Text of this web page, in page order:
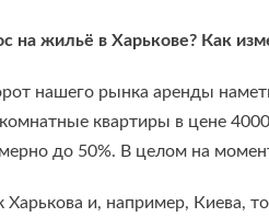
на жильё в Харькове? Как
нашего рынка аренды
квартиры в цене
до 50%. В целом на
Харькова и, например, Киева,